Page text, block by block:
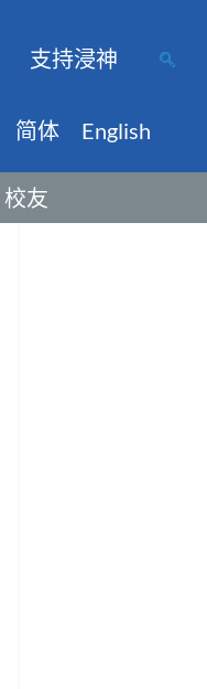
支持浸神
简体 English
校友